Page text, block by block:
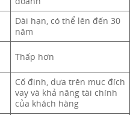
Dài hạn, có thể lên đến 30
năm
Thấp hơn
Cố định, dựa trên mục đích
vay và khả năng tài chính
của khách hàng